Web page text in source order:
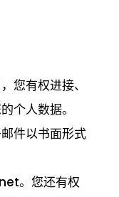
您有权进接、
个人数据。
件以书面形式
。您还有权